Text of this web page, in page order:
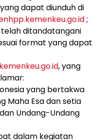
yangdapat diunduhdi
;
telahditandatangani
format yangdapat
,yang
yang bertakwa
Maha Esadansetia
Undang-Undang
dalam kegiatan